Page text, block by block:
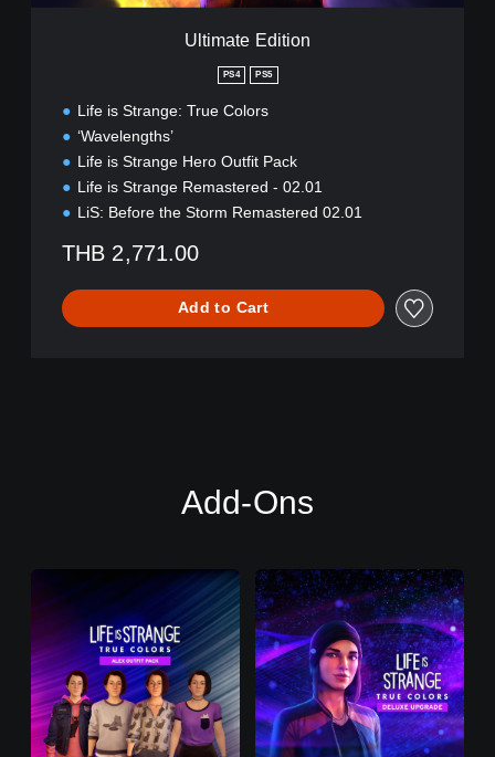
Ultimate Edition
PS4 PS5
Life is Strange: True Colors
‘Wavelengths’
Life is Strange Hero Outfit Pack
Life is Strange Remastered - 02.01
LiS: Before the Storm Remastered 02.01
THB 2,771.00
Add to Cart
Add-Ons